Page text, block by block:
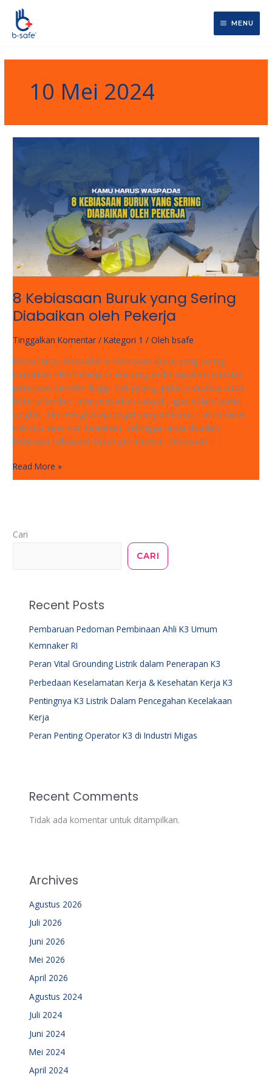
Lewati
konten
MENU
10 Mei 2024
8 Kebiasaan Buruk yang Sering
Diabaikan oleh Pekerja
Tinggalkan Komentar /Kategori 1 / Olehbsafe
Kamu harus Waspada!! 8 Kebiasaan Buruk yang Sering
Diabaikan oleh Pekerja Di era yang serba cepat ini, tuntutan
pekerjaan semakin tinggi. Tak jarang, pekerja dituntut untuk
bekerja lembur, menyelesaikan banyak tugas dalam waktu
singkat, dan menghadapi target yang ambisius. Hal ini dapat
memicu stres dan kelelahan, sehingga tanpa disadari,
beberapa kebiasaan buruk pun muncul. Kebiasaan […]
Diabaikan
oleh
Pekerja
Read More »
Cari
CARI
Recent Posts
Pembaruan Pedoman Pembinaan Ahli K3 Umum
Kemnaker RI
Peran Vital Grounding Listrik dalam Penerapan K3
Perbedaan Keselamatan Kerja & Kesehatan Kerja K3
Pentingnya K3 Listrik Dalam Pencegahan Kecelakaan
Kerja
Peran Penting Operator K3 di Industri Migas
Recent Comments
Tidak ada komentar untuk ditampilkan.
Archives
Agustus 2026
Juli 2026
Juni 2026
Mei 2026
April 2026
Agustus 2024
Juli 2024
Juni 2024
Mei 2024
April 2024